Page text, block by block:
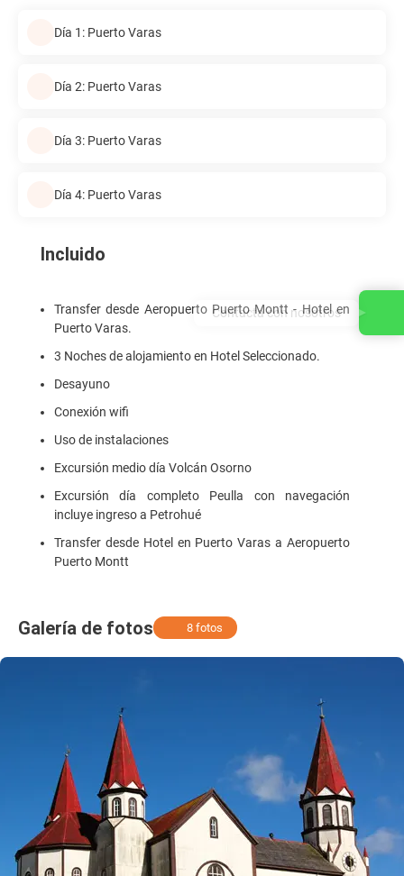
Día 1: Puerto Varas
Día 2: Puerto Varas
Día 3: Puerto Varas
Día 4: Puerto Varas
Incluido
Transfer desde Aeropuerto Puerto Montt - Hotel en
Puerto Varas.
3 Noches de alojamiento en Hotel Seleccionado.
Desayuno
Conexión wifi
Uso de instalaciones
Excursión medio día Volcán Osorno
Excursión día completo Peulla con navegación
incluye ingreso a Petrohué
Transfer desde Hotel en Puerto Varas a Aeropuerto
Puerto Montt
Galería de fotos 8 fotos
Contacta con nosotros